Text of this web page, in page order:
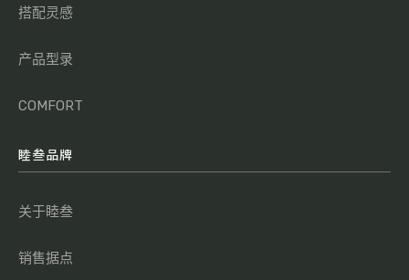
搭配灵感
产品型录
COMFORT
睦叁品牌
关于睦叁
销售据点